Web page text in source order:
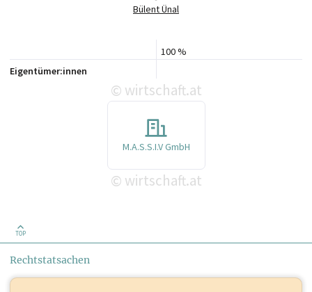
Bülent Ünal
100 %
Eigentümer:innen
© wirtschaft.at
M.A.S.S.I.V GmbH
© wirtschaft.at
TOP
Rechtstatsachen